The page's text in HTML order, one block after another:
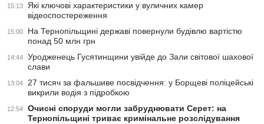
15:13
Які ключові характеристики у вуличних камер
відеоспостереження
15:00
На Тернопільщині державі повернули будівлю вартістю
понад 50 млн грн
14:44
Уродженець Гусятинщини увійде до Зали світової шахової
слави
13:04
27 тисяч за фальшиве посвідчення: у Борщеві поліцейські
викрили водія з підробкою
12:54
Очисні споруди могли забруднювати Серет: на
Тернопільщині триває кримінальне розслідування